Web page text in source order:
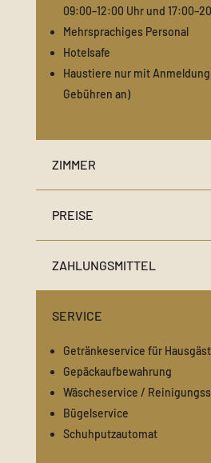
09:00–12:00 Uhr und
Mehrsprachiges Personal
Hotelsafe
Haustiere nur mit
Gebühren an)
ZIMMER
PREISE
ZAHLUNGSMITTEL
SERVICE
Getränkeservice für
Gepäckaufbewahrung
Wäscheservice /
Bügelservice
Schuhputzautomat